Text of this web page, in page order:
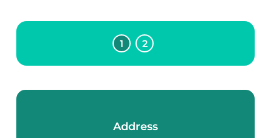
1 2
Address